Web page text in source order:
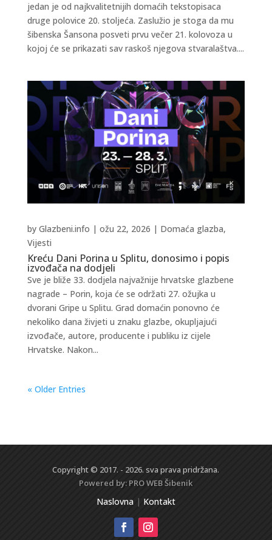
jedan je od najkvalitetnijih domaćih tekstopisaca
druge polovice 20. stoljeća. Zaslužio je stoga da mu
šibenska Šansona posveti prvu večer 21. kolovoza u
kojoj će se prikazati sav raskoš njegova stvaralaštva....
Kreću Dani Porina u Splitu, donosimo i popis
izvođača na dodjeli
by Glazbeni.info | ožu 22, 2026 | Domaća glazba,
Vijesti
Sve je bliže 33. dodjela najvažnije hrvatske glazbene
nagrade – Porin, koja će se održati 27. ožujka u
dvorani Gripe u Splitu. Grad domaćin ponovno će
nekoliko dana živjeti u znaku glazbe, okupljajući
izvođače, autore, producente i publiku iz cijele
Hrvatske. Nakon...
« Older Entries
Copyright © 2017. - 2026. sva prava pridržana.
Powered by: PRO WEBŠibenik
Naslovna| Kontakt